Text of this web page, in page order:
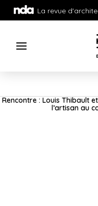
La revue
Rencontre : Louis Thibault
l’artisan au